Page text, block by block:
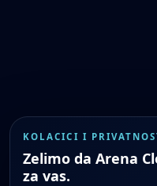
KOLACICI I
Zelimo da Arena
za vas.